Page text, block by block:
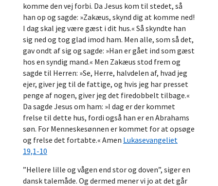
komme den vej forbi. Da Jesus kom til stedet, så
han op og sagde: »Zakæus, skynd dig at komme ned!
I dag skal jeg være gæst i dit hus.« Så skyndte han
sig ned og tog glad imod ham. Men alle, som så det,
gav ondt af sig og sagde: »Han er gået ind som gæst
hos en syndig mand.« Men Zakæus stod frem og
sagde til Herren: »Se, Herre, halvdelen af, hvad jeg
ejer, giver jeg til de fattige, og hvis jeg har presset
penge af nogen, giver jeg det firedobbelt tilbage.«
Da sagde Jesus om ham: »I dag er der kommet
frelse til dette hus, fordi også han er en Abrahams
søn. For Menneskesønnen er kommet for at opsøge
og frelse det fortabte.« Amen Lukasevangeliet
19,1-10
”Hellere lille og vågen end stor og doven”, siger en
dansk talemåde. Og dermed mener vi jo at det går